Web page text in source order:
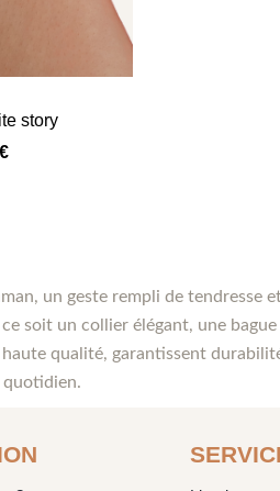
story
€
un geste rempli de
soit un collier élégant, une
qualité, garantissent
quotidien.